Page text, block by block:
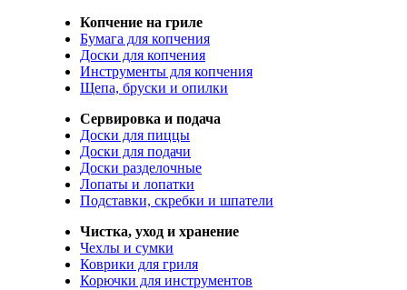
Копчение на гриле
Бумага для копчения
Доски для копчения
Инструменты для копчения
Щепа, бруски и опилки
Сервировка и подача
Доски для пиццы
Доски для подачи
Доски разделочные
Лопаты и лопатки
Подставки, скребки и шпатели
Чистка, уход и хранение
Чехлы и сумки
Коврики для гриля
Корючки для инструментов